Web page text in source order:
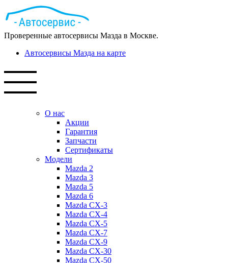
Проверенные автосервисы Мазда в Москве.
Автосервисы Мазда на карте
О нас
Акции
Гарантия
Запчасти
Сертификаты
Модели
Mazda 2
Mazda 3
Mazda 5
Mazda 6
Mazda СХ-3
Mazda СХ-4
Mazda СХ-5
Mazda CX-7
Mazda CX-9
Mazda CX-30
Mazda СХ-50